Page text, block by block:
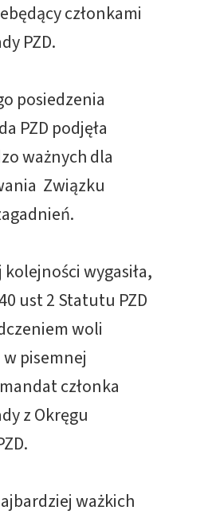
członkami
PZD.
posiedzenia
PZD podjęła
ważnych dla
Związku
wygasiła,
ust 2 Statutu PZD
woli
pisemnej
członka
z Okręgu
ważkich